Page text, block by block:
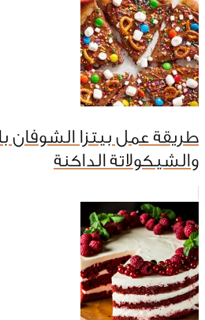
طريقة عمل بيتزا الشوفان
والشيكولاتة الداكنة